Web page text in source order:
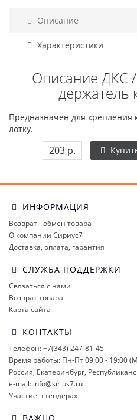
Описание
Характеристики
Описание ДКС /
держатель
Предназначен для крепления
лотку.
203 р.
ИНФОРМАЦИЯ
Возврат - обмен товара
О компании Сириус7
Доставка, оплата, гарантия
СЛУЖБА ПОДДЕРЖКИ
Связаться с нами
Возврат товара
Карта сайта
КОНТАКТЫ
Телефон: +7(343) 247-81-45
Время работы: Пн-Пт 09:00 - 19:00
Россия, Екатеринбург,
e-mail: info@sirius7.ru
Участие в тендерах